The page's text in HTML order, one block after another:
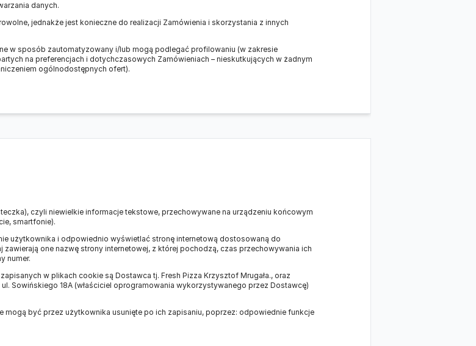
danych.
jednakże jest konieczne do realizacji Zamówienia i skorzystania z innych
w sposób zautomatyzowany i/lub mogą podlegać profilowaniu (w zakresie
na preferencjach i dotychczasowych Zamówieniach – nieskutkujących w żadnym
ogólnodostępnych ofert).
czyli niewielkie informacje tekstowe, przechowywane na urządzeniu końcowym
smartfonie).
użytkownika i odpowiednio wyświetlać stronę internetową dostosowaną do
one nazwę strony internetowej, z której pochodzą, czas przechowywania ich
numer.
w plikach cookie są Dostawca tj. Fresh Pizza Krzysztof Mrugała., oraz
Sowińskiego 18A (właściciel oprogramowania wykorzystywanego przez Dostawcę)
mogą być przez użytkownika usunięte po ich zapisaniu, poprzez: odpowiednie funkcje